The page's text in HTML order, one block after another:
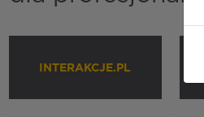
INTERAKCJE.PL